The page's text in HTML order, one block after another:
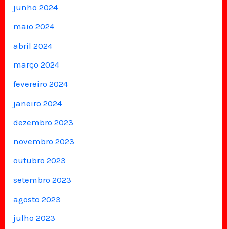
junho 2024
maio 2024
abril 2024
março 2024
fevereiro 2024
janeiro 2024
dezembro 2023
novembro 2023
outubro 2023
setembro 2023
agosto 2023
julho 2023